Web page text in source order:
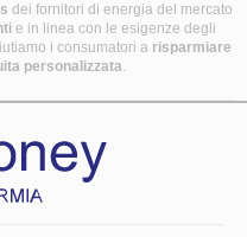
dei fornitori di energia del mercato
e in linea con le esigenze degli
i consumatori a risparmiare
personalizzata.